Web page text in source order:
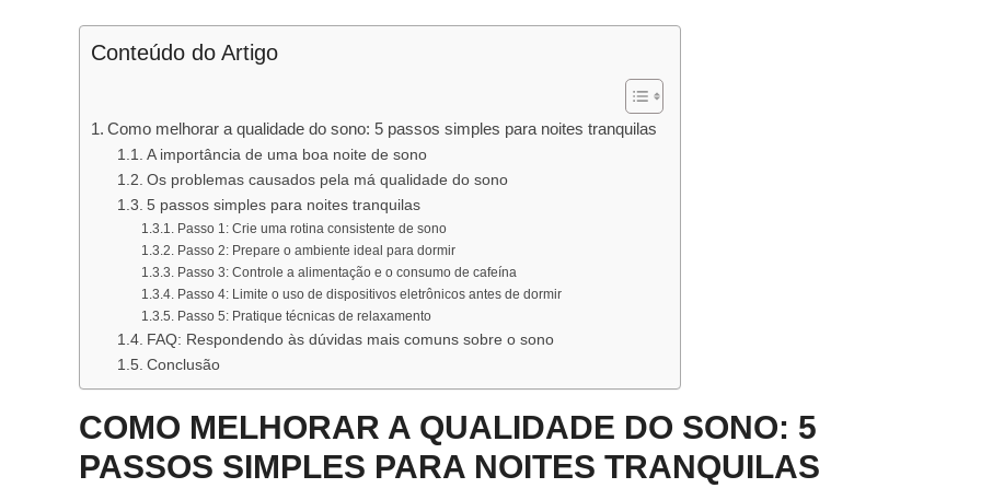
Conteúdo do Artigo
Como melhorar a qualidade do sono: 5 passos simples para noites tranquilas
A importância de uma boa noite de sono
Os problemas causados pela má qualidade do sono
5 passos simples para noites tranquilas
Passo 1: Crie uma rotina consistente de sono
Passo 2: Prepare o ambiente ideal para dormir
Passo 3: Controle a alimentação e o consumo de cafeína
Passo 4: Limite o uso de dispositivos eletrônicos antes de dormir
Passo 5: Pratique técnicas de relaxamento
FAQ: Respondendo às dúvidas mais comuns sobre o sono
Conclusão
COMO MELHORAR A QUALIDADE DO SONO: 5
PASSOS SIMPLES PARA NOITES TRANQUILAS